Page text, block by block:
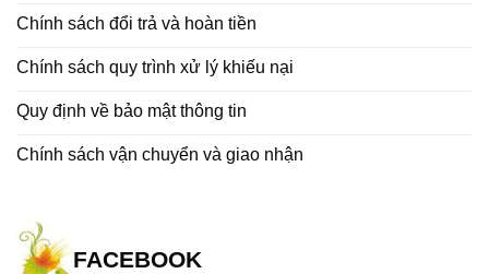
Chính sách đổi trả và hoàn tiền
Chính sách quy trình xử lý khiếu nại
Quy định về bảo mật thông tin
Chính sách vận chuyển và giao nhận
FACEBOOK